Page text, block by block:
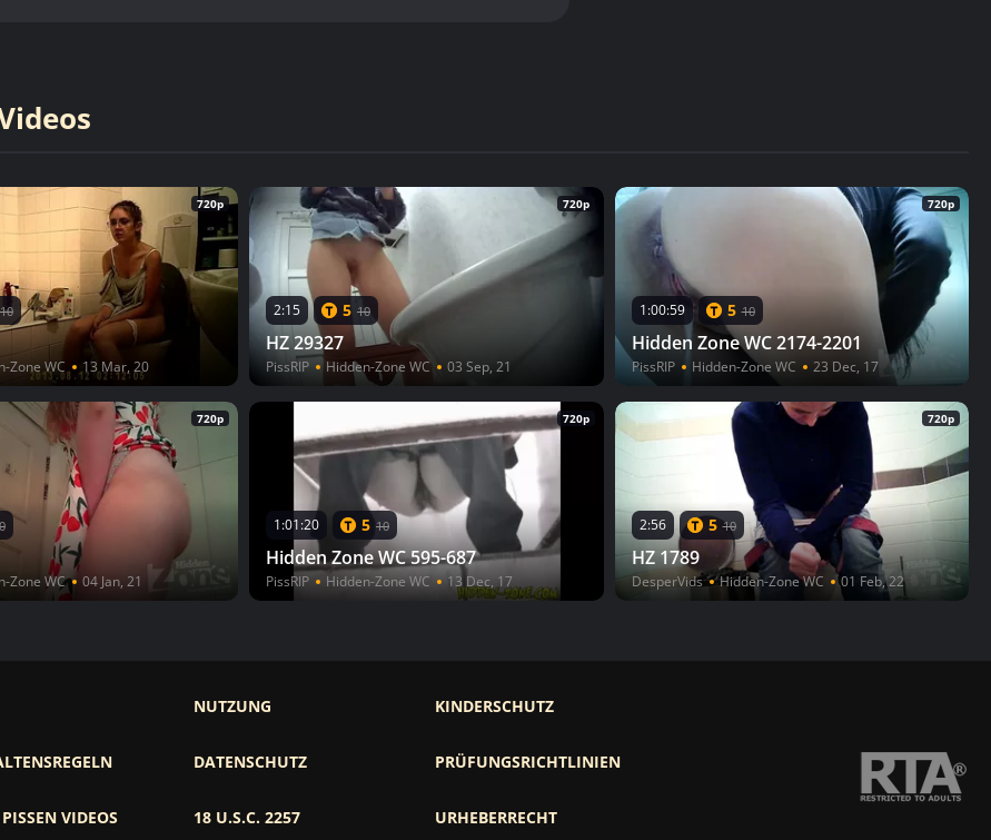
720p
10
Zone WC 13 Mar, 20
720p
2:15 5 10
HZ 29327
PissRIP Hidden-Zone WC 03 Sep, 21
720p
1:00:59 5 10
Hidden Zone WC 2174-2201
PissRIP Hidden-Zone WC 23 Dec, 17
720p
Zone WC 04 Jan, 21
720p
1:01:20 5 10
Hidden Zone WC 595-687
PissRIP Hidden-Zone WC 13 Dec, 17
720p
2:56 5 10
HZ 1789
DesperVids Hidden-Zone WC 01 Feb, 22
VIDEOS
NUTZUNG
DATENSCHUTZ
18 U.S.C. 2257
KINDERSCHUTZ
PRÜFUNGSRICHTLINIEN
URHEBERRECHT